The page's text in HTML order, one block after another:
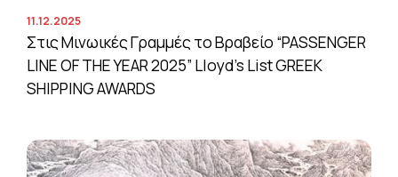
11.12.2025
Στις Μινωικές Γραμμές το Βραβείο “PASSENGER
LINE OF THE YEAR 2025” Lloyd’s List GREEK
SHIPPING AWARDS